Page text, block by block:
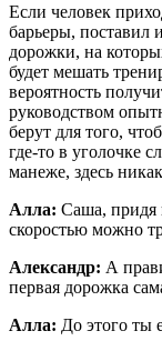
Если человек
барьеры,
дорожки, на
будет мешать
вероятность
руководством
берут для того,
где-то в уголочке
манеже, здесь
Алла: Саша, придя
скоростью можно
Александр: А
первая дорожка
Алла: До этого ты